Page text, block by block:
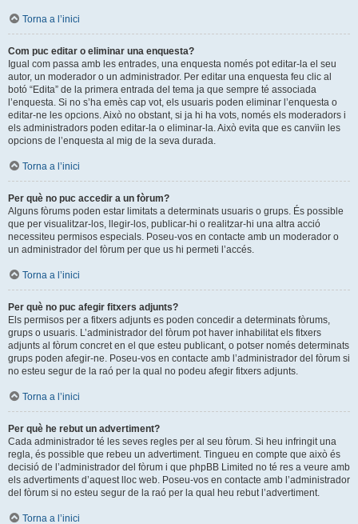
Torna a l’inici
Com puc editar o eliminar una enquesta?
Igual com passa amb les entrades, una enquesta només pot editar-la el seu
autor, un moderador o un administrador. Per editar una enquesta feu clic al
botó “Edita” de la primera entrada del tema ja que sempre té associada
l’enquesta. Si no s’ha emès cap vot, els usuaris poden eliminar l’enquesta o
editar-ne les opcions. Això no obstant, si ja hi ha vots, només els moderadors i
els administradors poden editar-la o eliminar-la. Això evita que es canvïin les
opcions de l’enquesta al mig de la seva durada.
Torna a l’inici
Per què no puc accedir a un fòrum?
Alguns fòrums poden estar limitats a determinats usuaris o grups. És possible
que per visualitzar-los, llegir-los, publicar-hi o realitzar-hi una altra acció
necessiteu permisos especials. Poseu-vos en contacte amb un moderador o
un administrador del fòrum per que us hi permeti l’accés.
Torna a l’inici
Per què no puc afegir fitxers adjunts?
Els permisos per a fitxers adjunts es poden concedir a determinats fòrums,
grups o usuaris. L’administrador del fòrum pot haver inhabilitat els fitxers
adjunts al fòrum concret en el que esteu publicant, o potser només determinats
grups poden afegir-ne. Poseu-vos en contacte amb l’administrador del fòrum si
no esteu segur de la raó per la qual no podeu afegir fitxers adjunts.
Torna a l’inici
Per què he rebut un advertiment?
Cada administrador té les seves regles per al seu fòrum. Si heu infringit una
regla, és possible que rebeu un advertiment. Tingueu en compte que això és
decisió de l’administrador del fòrum i que phpBB Limited no té res a veure amb
els advertiments d’aquest lloc web. Poseu-vos en contacte amb l’administrador
del fòrum si no esteu segur de la raó per la qual heu rebut l’advertiment.
Torna a l’inici